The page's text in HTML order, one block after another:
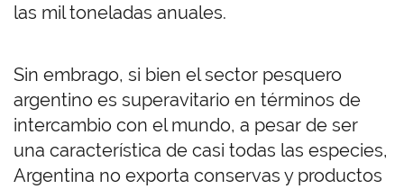
las mil toneladas anuales.
Sin embrago, si bien el sector pesquero
argentino es superavitario en términos de
intercambio con el mundo, a pesar de ser
una característica de casi todas las especies,
Argentina no exporta conservas y productos